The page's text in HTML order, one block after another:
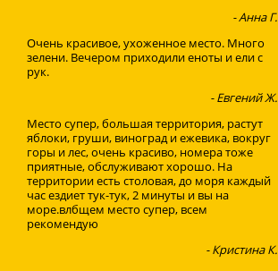
- Анна Г.
Очень красивое, ухоженное место. Много
зелени. Вечером приходили еноты и ели с
рук.
- Евгений Ж.
Место супер, большая территория, растут
яблоки, груши, виноград и ежевика, вокруг
горы и лес, очень красиво, номера тоже
приятные, обслуживают хорошо. На
территории есть столовая, до моря каждый
час ездиет тук-тук, 2 минуты и вы на
море.влбщем место супер, всем
рекомендую
- Кристина К.